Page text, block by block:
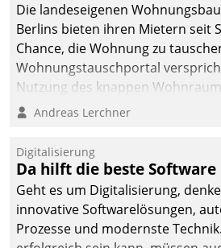
Die landeseigenen
Berlins bieten ihren Mietern seit
Chance, die Wohnung zu
Wohnungstauschportal
Nutzung des knappen
Anwendungsfall für Datatrains
Unternehmen.
Andreas Lerchner
Digitalisierung
Da hilft die beste
Geht es um Digitalisierung,
innovative Softwarelösungen,
Prozesse und modernste